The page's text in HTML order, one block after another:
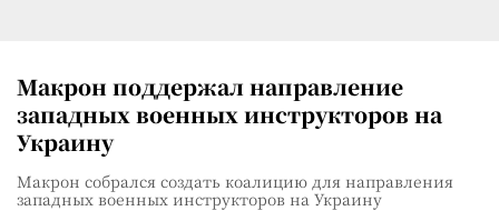
Макрон поддержал направление
западных военных инструкторов на
Украину
Макрон собрался создать коалицию для направления
западных военных инструкторов на Украину